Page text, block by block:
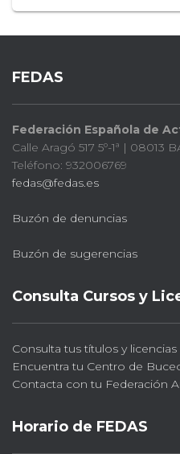
FEDAS
Federación Española de
Calle Aragó 517 5º-1ª | 08013
Teléfono: 932006769
fedas@fedas.es
Buzón de denuncias
Buzón de sugerencias
Consulta Cursos y
Consulta tus títulos y licencias
Encuentra tu Centro de
Contacta con tu Federación
Horario de FEDAS